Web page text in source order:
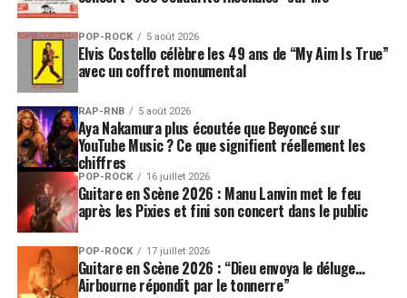
POP-ROCK 5 août 2026
Elvis Costello célèbre les 49 ans de “My Aim Is True”
avec un coffret monumental
RAP-RNB 5 août 2026
Aya Nakamura plus écoutée que Beyoncé sur
YouTube Music ? Ce que signifient réellement les
chiffres
POP-ROCK 16 juillet 2026
Guitare en Scène 2026 : Manu Lanvin met le feu
après les Pixies et fini son concert dans le public
POP-ROCK 17 juillet 2026
Guitare en Scène 2026 : “Dieu envoya le déluge…
Airbourne répondit par le tonnerre”